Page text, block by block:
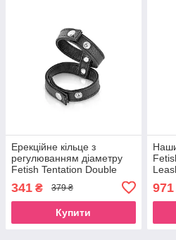
Ерекційне кільце з
регулюванням діаметру
Fetish Tentation Double
341 ₴ 379 ₴
Купити
971